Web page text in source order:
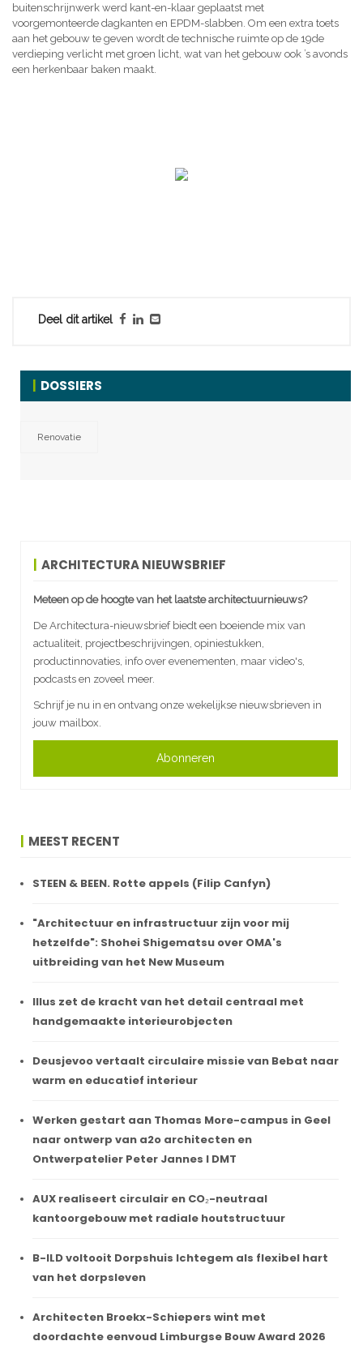
buitenschrijnwerk werd kant-en-klaar geplaatst met
voorgemonteerde dagkanten en EPDM-slabben. Om een extra toets
aan het gebouw te geven wordt de technische ruimte op de 19de
verdieping verlicht met groen licht, wat van het gebouw ook ’s avonds
een herkenbaar baken maakt.
Deel dit artikel
DOSSIERS
Renovatie
ARCHITECTURA NIEUWSBRIEF
Meteen op de hoogte van het laatste architectuurnieuws?
De Architectura-nieuwsbrief biedt een boeiende mix van
actualiteit, projectbeschrijvingen, opiniestukken,
productinnovaties, info over evenementen, maar video's,
podcasts en zoveel meer.
Schrijf je nu in en ontvang onze wekelijkse nieuwsbrieven in
jouw mailbox.
Abonneren
MEEST RECENT
STEEN & BEEN. Rotte appels (Filip Canfyn)
"Architectuur en infrastructuur zijn voor mij
hetzelfde": Shohei Shigematsu over OMA's
uitbreiding van het New Museum
Illus zet de kracht van het detail centraal met
handgemaakte interieurobjecten
Deusjevoo vertaalt circulaire missie van Bebat naar
warm en educatief interieur
Werken gestart aan Thomas More-campus in Geel
naar ontwerp van a2o architecten en
Ontwerpatelier Peter Jannes I DMT
AUX realiseert circulair en CO₂-neutraal
kantoorgebouw met radiale houtstructuur
B-ILD voltooit Dorpshuis Ichtegem als flexibel hart
van het dorpsleven
Architecten Broekx-Schiepers wint met
doordachte eenvoud Limburgse Bouw Award 2026